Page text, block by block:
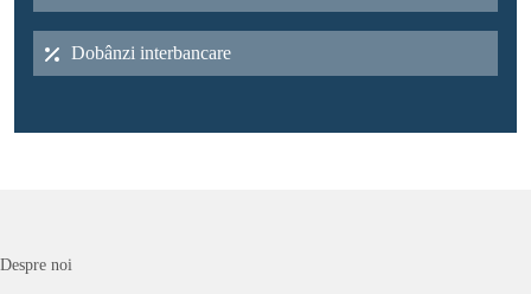
Dobânzi interbancare
Despre noi